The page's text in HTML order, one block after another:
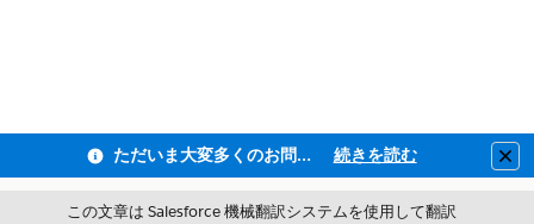
ただいま大変多くのお問い合わせをいただいており、ご連絡までにお時間を頂戴しております 続きを読む
この文章は Salesforce 機械翻訳システムを使用して翻訳